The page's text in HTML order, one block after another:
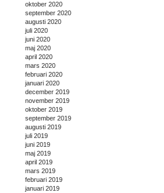
oktober 2020
september 2020
augusti 2020
juli 2020
juni 2020
maj 2020
april 2020
mars 2020
februari 2020
januari 2020
december 2019
november 2019
oktober 2019
september 2019
augusti 2019
juli 2019
juni 2019
maj 2019
april 2019
mars 2019
februari 2019
januari 2019